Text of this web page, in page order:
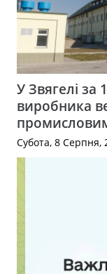
У Звягелі
виробника
Субота, 8 Серпня,